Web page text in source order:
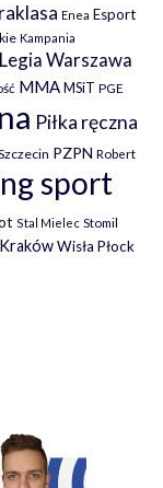
Enea Esport
Kampania
Legia Warszawa
MMAMSiT PGE
Piłka ręczna
PZPN Robert
sport
Stal Mielec Stomil
Wisła Płock